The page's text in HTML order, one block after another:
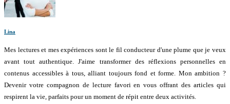
Lina
Mes lectures et mes expériences sont le fil conducteur d'une plume que je veux
avant tout authentique. J'aime transformer des réflexions personnelles en
contenus accessibles à tous, alliant toujours fond et forme. Mon ambition ?
Devenir votre compagnon de lecture favori en vous offrant des articles qui
respirent la vie, parfaits pour un moment de répit entre deux activités.